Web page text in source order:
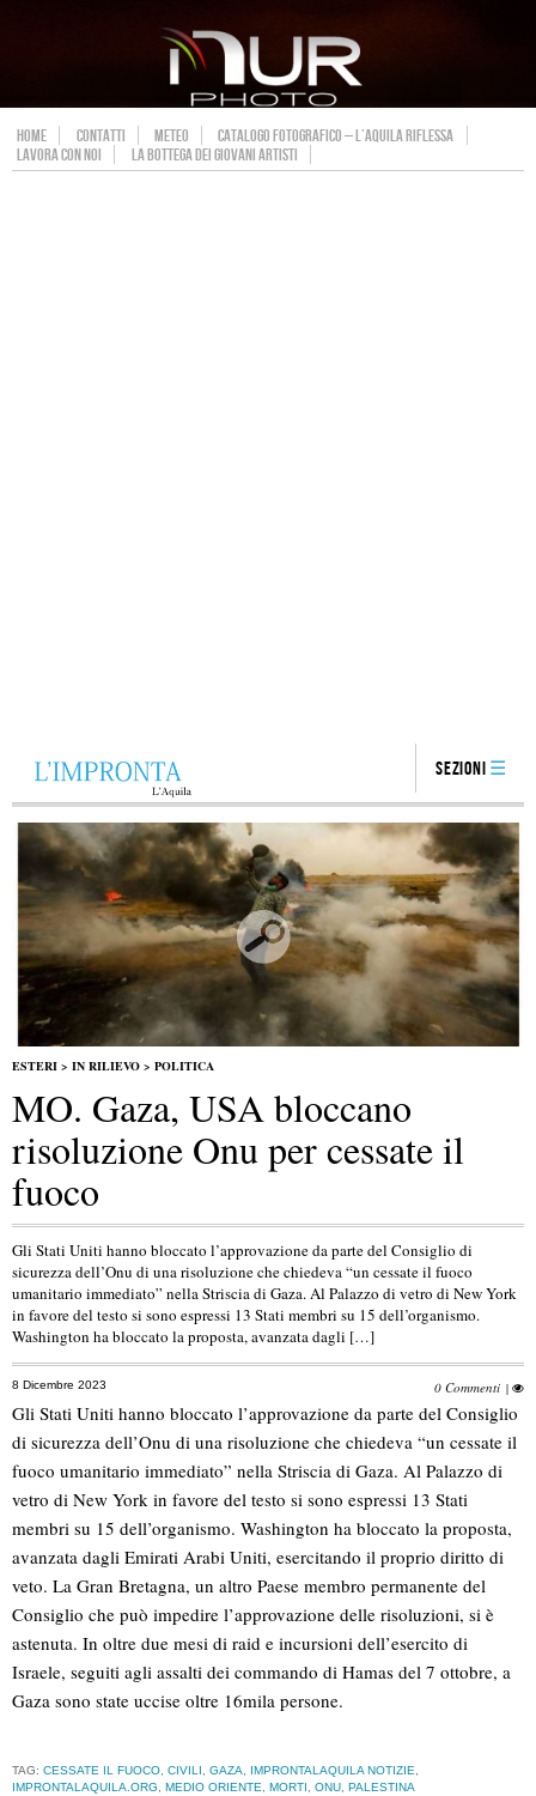
HOME CONTATTI METEO
CATALOGO FOTOGRAFICO – L’AQUILA RIFLESSA
LAVORA CON NOI
LA BOTTEGA DEI GIOVANI ARTISTI
Sezioni
ESTERI > IN RILIEVO > POLITICA
MO. Gaza, USA bloccano
risoluzione Onu per cessate il
fuoco
Gli Stati Uniti hanno bloccato l’approvazione da parte del Consiglio di
sicurezza dell’Onu di una risoluzione che chiedeva “un cessate il fuoco
umanitario immediato” nella Striscia di Gaza. Al Palazzo di vetro di New York
in favore del testo si sono espressi 13 Stati membri su 15 dell’organismo.
Washington ha bloccato la proposta, avanzata dagli […]
8 Dicembre 2023 0 Commenti |
Gli Stati Uniti hanno bloccato l’approvazione da parte del Consiglio
di sicurezza dell’Onu di una risoluzione che chiedeva “un cessate il
fuoco umanitario immediato” nella Striscia di Gaza. Al Palazzo di
vetro di New York in favore del testo si sono espressi 13 Stati
membri su 15 dell’organismo. Washington ha bloccato la proposta,
avanzata dagli Emirati Arabi Uniti, esercitando il proprio diritto di
veto. La Gran Bretagna, un altro Paese membro permanente del
Consiglio che può impedire l’approvazione delle risoluzioni, si è
astenuta. In oltre due mesi di raid e incursioni dell’esercito di
Israele, seguiti agli assalti dei commando di Hamas del 7 ottobre, a
Gaza sono state uccise oltre 16mila persone.
TAG: CESSATE IL FUOCO, CIVILI, GAZA, IMPRONTALAQUILA NOTIZIE,
IMPRONTALAQUILA.ORG, MEDIO ORIENTE, MORTI, ONU, PALESTINA